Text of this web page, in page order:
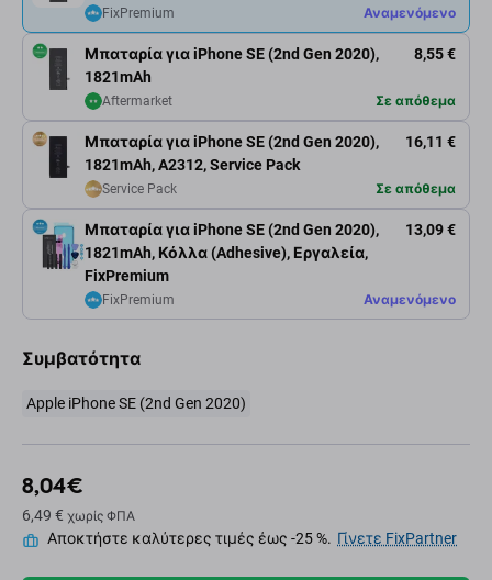
Μπαταρία για iPhone SE (2nd Gen 2020),
1821mAh
8,55 €
Aftermarket Σε απόθεμα
FixPremium Αναμενόμενο
Μπαταρία για iPhone SE (2nd Gen 2020),
1821mAh, A2312, Service Pack
16,11 €
Service Pack Σε απόθεμα
Μπαταρία για iPhone SE (2nd Gen 2020),
1821mAh, Κόλλα (Adhesive), Εργαλεία,
FixPremium
13,09 €
FixPremium Αναμενόμενο
Συμβατότητα
Apple iPhone SE (2nd Gen 2020)
8,04 €
6,49 € χωρίς ΦΠΑ
Αποκτήστε καλύτερες τιμές έως -25 %. Γίνετε FixPartner